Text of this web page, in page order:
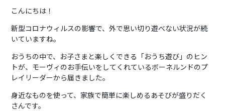
こんにちは！
新型コロナウィルスの影響で、外で思い切り遊べない状況が続
いていますね。
おうちの中で、お子さまと楽しくできる「おうち遊び」のヒン
トが、モーヴィのお手伝いをしてくれているボーネルンドのプ
レイリーダーから届きました。
身近なものを使って、家族で簡単に楽しめるあそびが盛りだく
さんです。